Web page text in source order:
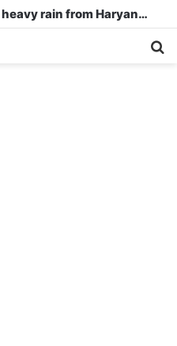
Weather News: Alert of heavy rain from Haryana-Gujarat to Odisha, monsoon is active in many states